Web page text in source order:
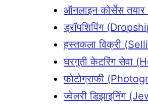
ऑनलाइन कोर्सेस
ड्रॉपशिपिंग
हस्तकला विक्री
घरगुती केटरिंग सेवा
फोटोग्राफी
ज्वेलरी डिझाइनिंग